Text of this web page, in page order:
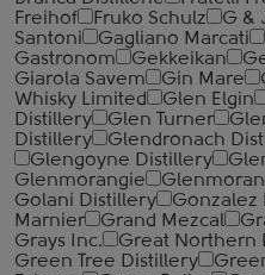
Freihof
Fruko Schulz G &
Santoni
Gagliano Marcati
Gastronom
Gekkeikan
Giarola Savem
Gin Mare
Whisky Limited
Glen Elgin
Distillery
Glen Turner
Distillery
Glendronach
Glengoyne Distillery
Glenmorangie
Golani Distillery
Gonzalez
Marnier
Grand Mezcal
Grays Inc.
Great Northern
Green Tree Distillery